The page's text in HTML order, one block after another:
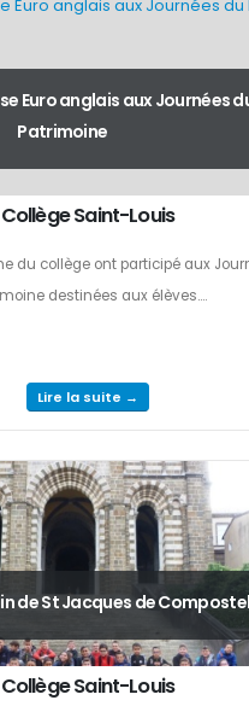
Euro anglais aux Journées
Patrimoine
Collège Saint-Louis
du collège ont participé aux
destinées aux élèves....
Lire la suite →
de St Jacques de
Collège Saint-Louis